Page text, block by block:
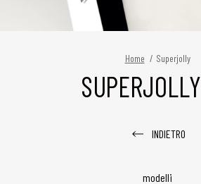
Home / Superjolly
SUPERJOLLY
INDIETRO
modelli